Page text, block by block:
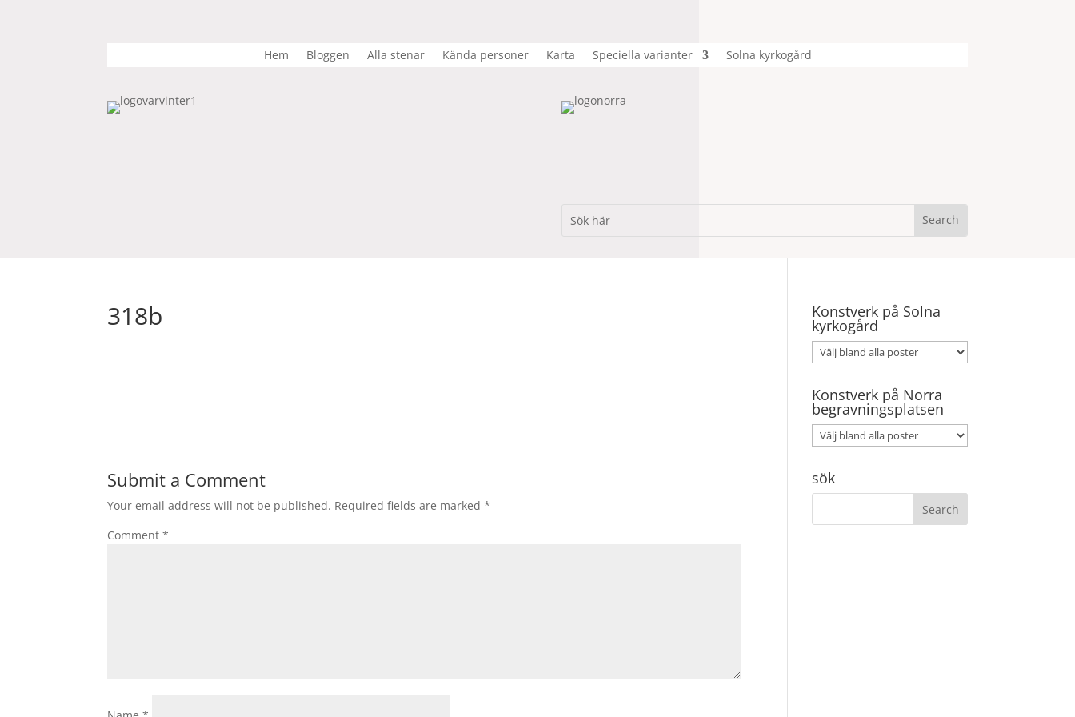
Hem Bloggen Alla stenar Kända personer Karta Speciella varianter Solna kyrkogård
318b
Submit a Comment
Your email address will not be published. Required fields are marked*
Comment*
Konstverk på Solna
kyrkogård
Konstverk på Norra
begravningsplatsen
sök